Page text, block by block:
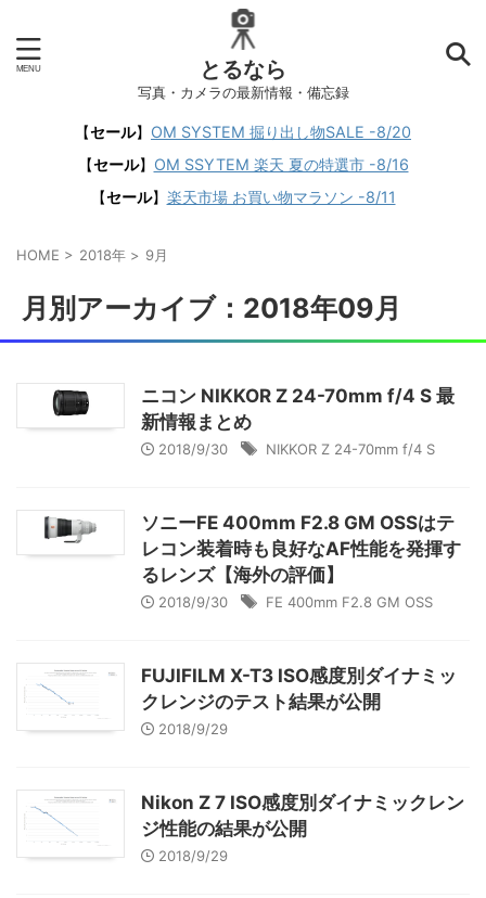
とるなら
写真・カメラの最新情報・備忘録
【セール】 OM SYSTEM 掘り出し物SALE -8/20
【セール】 OM SSYTEM 楽天 夏の特選市 -8/16
【セール】 楽天市場 お買い物マラソン -8/11
HOME > 2018年 > 9月
月別アーカイブ：2018年09月
ニコン NIKKOR Z 24-70mm f/4 S 最
新情報まとめ
2018/9/30 NIKKOR Z 24-70mm f/4 S
ソニーFE 400mm F2.8 GM OSSはテ
レコン装着時も良好なAF性能を発揮す
るレンズ【海外の評価】
2018/9/30 FE 400mm F2.8 GM OSS
FUJIFILM X-T3 ISO感度別ダイナミッ
クレンジのテスト結果が公開
2018/9/29
Nikon Z 7 ISO感度別ダイナミックレン
ジ性能の結果が公開
2018/9/29